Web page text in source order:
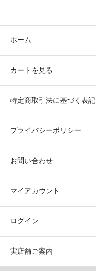
ホーム
カートを見る
特定商取引法に基づく表記
プライバシーポリシー
お問い合わせ
マイアカウント
ログイン
実店舗ご案内